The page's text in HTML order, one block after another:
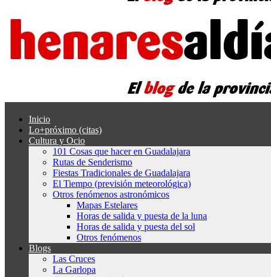
Inicio
Lo+próximo (citas)
Cultura y Ocio
101 Cosas que hacer en Guadalajara
Rutas de Senderismo
Fiestas Tradicionales de Guadalajara
El Tiempo (previsión meteorológica)
Otros fenómenos astronómicos
Mapas Estelares
Horas de salida y puesta de la luna
Horas de salida y puesta del sol
Otros fenómenos
Blogs
Las Cruces
La Garlopa